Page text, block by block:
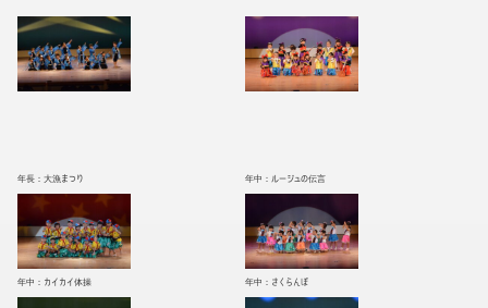
年長：大漁まつり 年中：ルージュの伝言
年中：カイカイ体操 年中：さくらんぼ